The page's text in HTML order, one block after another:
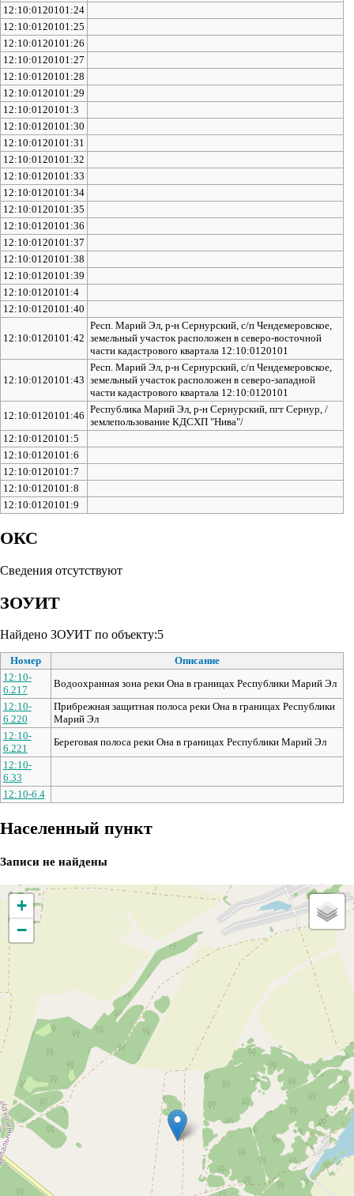
12:10:0120101:24
12:10:0120101:25
12:10:0120101:26
12:10:0120101:27
12:10:0120101:28
12:10:0120101:29
12:10:0120101:3
12:10:0120101:30
12:10:0120101:31
12:10:0120101:32
12:10:0120101:33
12:10:0120101:34
12:10:0120101:35
12:10:0120101:36
12:10:0120101:37
12:10:0120101:38
12:10:0120101:39
12:10:0120101:4
12:10:0120101:40
12:10:0120101:42
Респ. Марий Эл, р-н Сернурский, с/п Чендемеровское,
земельный участок расположен в северо-восточной
части кадастрового квартала 12:10:0120101
12:10:0120101:43
Респ. Марий Эл, р-н Сернурский, с/п Чендемеровское,
земельный участок расположен в северо-западной
части кадастрового квартала 12:10:0120101
12:10:0120101:46
Республика Марий Эл, р-н Сернурский, пгт Сернур, /
землепользование КДСХП "Нива"/
12:10:0120101:5
12:10:0120101:6
12:10:0120101:7
12:10:0120101:8
12:10:0120101:9
ОКС
Сведения отсутствуют
ЗОУИТ
Найдено ЗОУИТ по объекту:5
Номер
Описание
12:10-
6.217
Водоохранная зона реки Она в границах Республики Марий Эл
12:10-
6.220
Прибрежная защитная полоса реки Она в границах Республики
Марий Эл
12:10-
6.221
Береговая полоса реки Она в границах Республики Марий Эл
12:10-
6.33
12:10-6.4
Населенный пункт
Записи не найдены
+
−